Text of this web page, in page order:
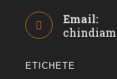
in
your
Email:
ETICHETE